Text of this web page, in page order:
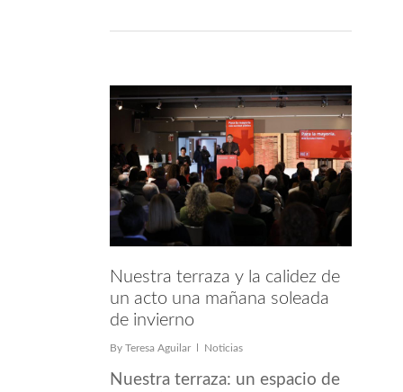
Nuestra terraza y la calidez de
un acto una mañana soleada
de invierno
By Teresa Aguilar Noticias
Nuestra terraza: un espacio de